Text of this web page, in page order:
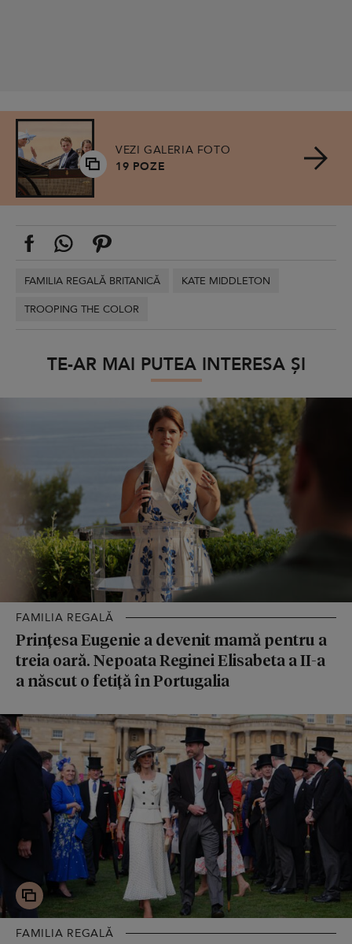
VEZI GALERIA FOTO
19 POZE
FAMILIA REGALĂ BRITANICĂ
KATE MIDDLETON
TROOPING THE COLOR
TE-AR MAI PUTEA INTERESA ȘI
FAMILIA REGALĂ
Prințesa Eugenie a devenit mamă pentru a
treia oară. Nepoata Reginei Elisabeta a II-a
a născut o fetiță în Portugalia
FAMILIA REGALĂ